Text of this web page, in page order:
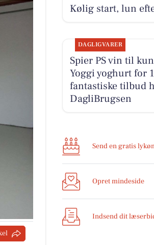
Kølig start, lun
DAGLIGVARER
Spier PS vin til
Yoggi yoghurt for
fantastiske tilbud
DagliBrugsen
Send en gratis
Opret mindeside
Indsend dit